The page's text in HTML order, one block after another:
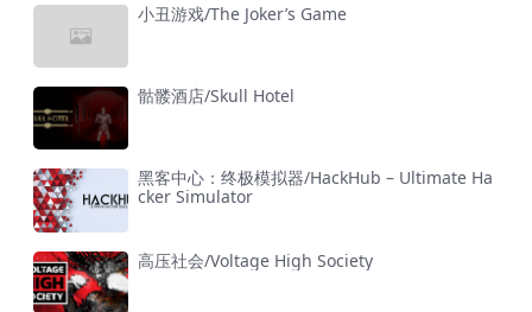
小丑游戏/The Joker’s Game
骷髅酒店/Skull Hotel
黑客中心：终极模拟器/HackHub – Ultimate Ha
cker Simulator
高压社会/Voltage High Society